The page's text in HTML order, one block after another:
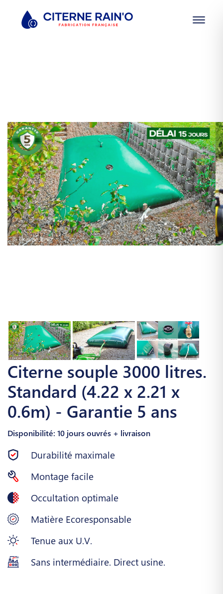
Citerne souple 3000 litres.
Standard (4.22 x 2.21 x
0.6m) - Garantie 5 ans
Disponibilité: 10 jours ouvrés + livraison
Durabilité maximale
Montage facile
Occultation optimale
Matière Ecoresponsable
Tenue aux U.V.
Sans intermédiaire. Direct usine.